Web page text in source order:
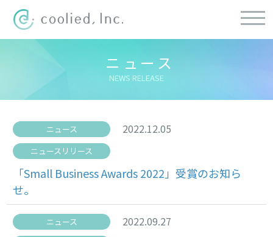
ニュース
NEWS RELEASE
ニュース
ニュースリリース
2022.12.05
「Small Business Awards 2022」受賞のお知ら
せ。
ニュース
2022.09.27